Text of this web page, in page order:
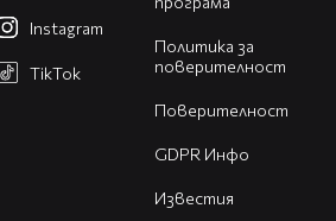
Политика за
поверителност
Поверителност
GDPR Инфо
Известия
Instagram
TikTok